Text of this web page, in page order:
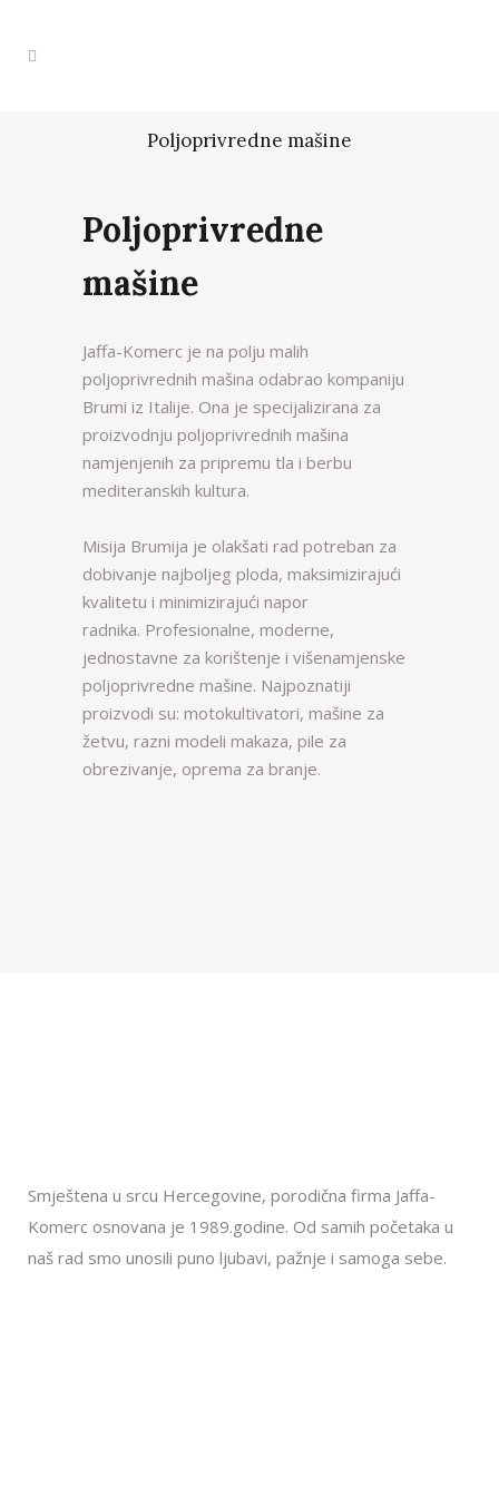
Poljoprivredne mašine
Poljoprivredne
mašine
Jaffa-Komerc je na polju malih
poljoprivrednih mašina odabrao kompaniju
Brumi iz Italije. Ona je specijalizirana za
proizvodnju poljoprivrednih mašina
namjenjenih za pripremu tla i berbu
mediteranskih kultura.
Misija Brumija je olakšati rad potreban za
dobivanje najboljeg ploda, maksimizirajući
kvalitetu i minimizirajući napor
radnika. Profesionalne, moderne,
jednostavne za korištenje i višenamjenske
poljoprivredne mašine. Najpoznatiji
proizvodi su: motokultivatori, mašine za
žetvu, razni modeli makaza, pile za
obrezivanje, oprema za branje.
Smještena u srcu Hercegovine, porodična firma Jaffa-
Komerc osnovana je 1989.godine. Od samih početaka u
naš rad smo unosili puno ljubavi, pažnje i samoga sebe.